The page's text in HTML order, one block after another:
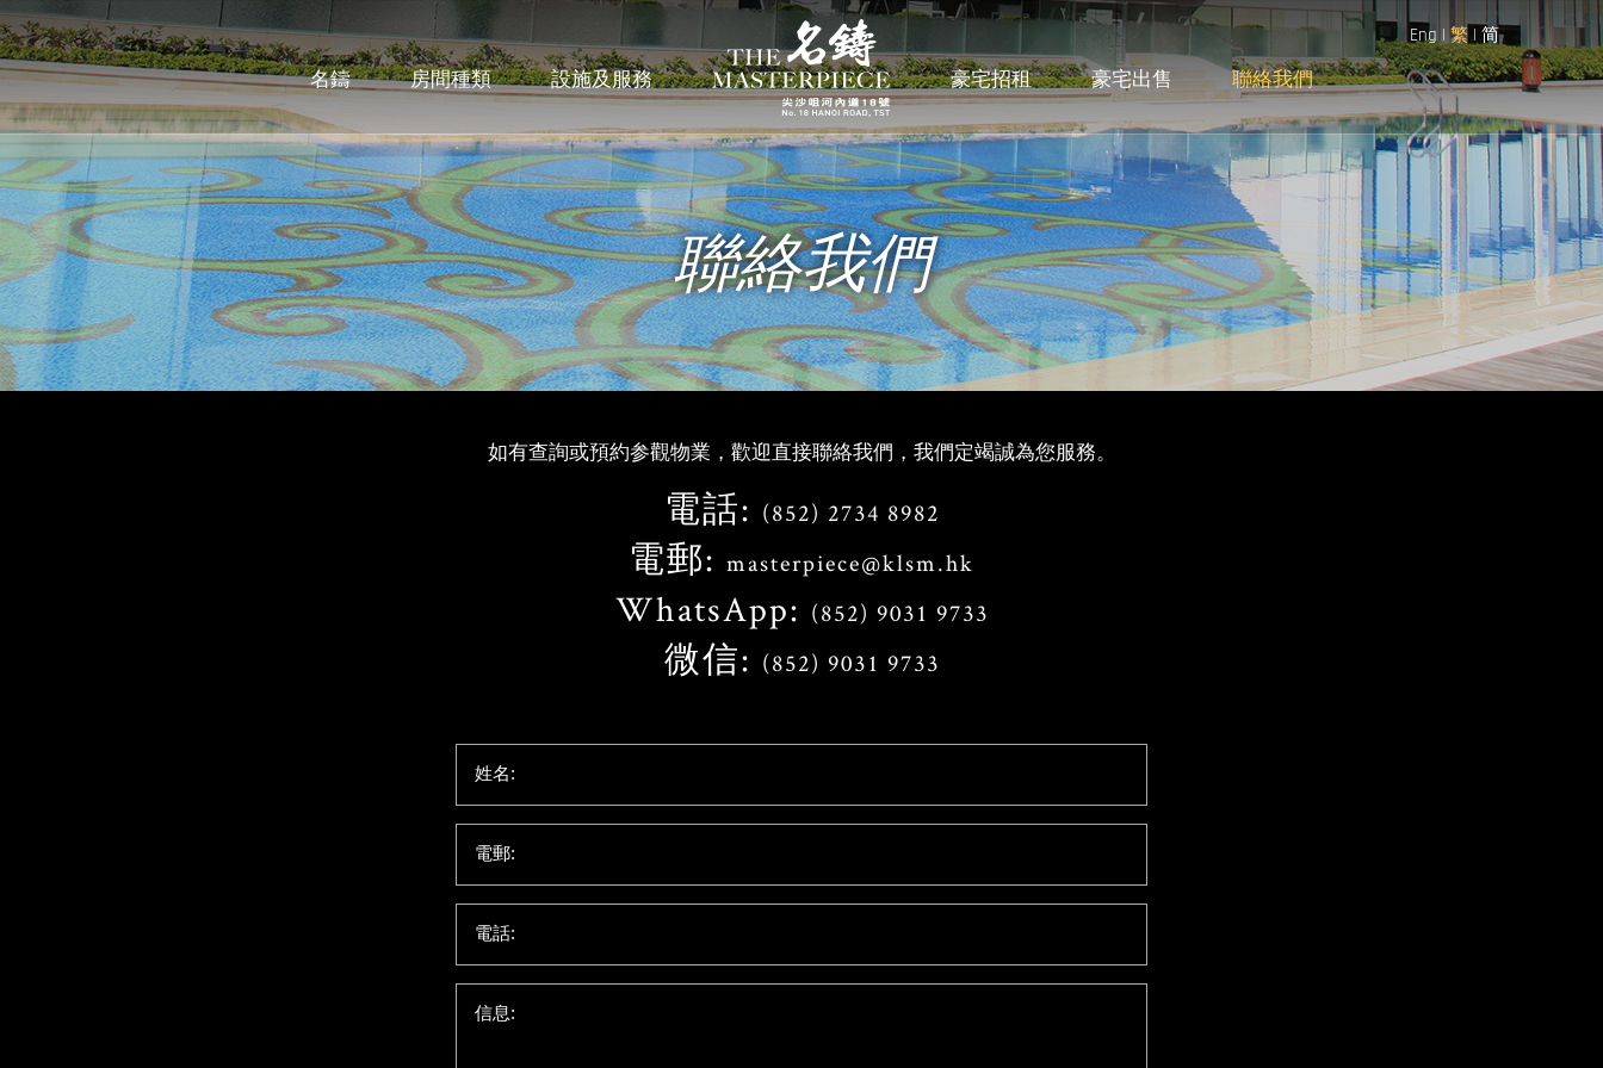
Eng|繁 | 简
設施及服務
房間種類
名鑄 豪宅招租 豪宅出售 聯絡我們
聯絡我們
如有查詢或預約参觀物業，歡迎直接聯絡我們，我們定竭誠為您服務。
電話: (852) 2734 8982
電郵: masterpiece@klsm.hk
WhatsApp: (852) 9031 9733
微信: (852) 9031 9733
姓名:
電郵:
電話:
信息: